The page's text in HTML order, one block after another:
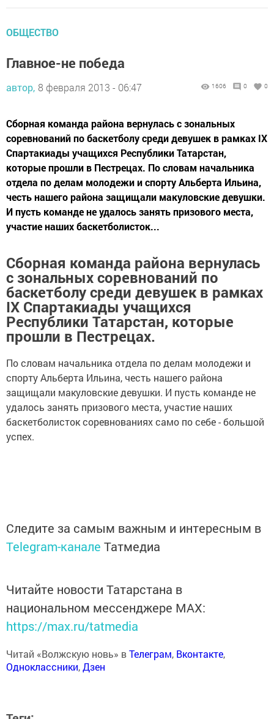
ОБЩЕСТВО
Главное-не победа
автор, 8 февраля 2013 - 06:47 1606 0 0
Сборная команда района вернулась с зональных
соревнований по баскетболу среди девушек в рамках IX
Спартакиады учащихся Республики Татарстан,
которые прошли в Пестрецах. По словам начальника
отдела по делам молодежи и спорту Альберта Ильина,
честь нашего района защищали макуловские девушки.
И пусть команде не удалось занять призового места,
участие наших баскетболисток...
Сборная команда района вернулась
с зональных соревнований по
баскетболу среди девушек в рамках
IX Спартакиады учащихся
Республики Татарстан, которые
прошли в Пестрецах.
По словам начальника отдела по делам молодежи и
спорту Альберта Ильина, честь нашего района
защищали макуловские девушки. И пусть команде не
удалось занять призового места, участие наших
баскетболисток соревнованиях само по себе - большой
успех.
Следите за самым важным и интересным в
Telegram-канале Татмедиа
Читайте новости Татарстана в
национальном мессенджере MАХ:
https://max.ru/tatmedia
Читай «Волжскую новь» вТелеграм, Вконтакте,
Одноклассники,Дзен